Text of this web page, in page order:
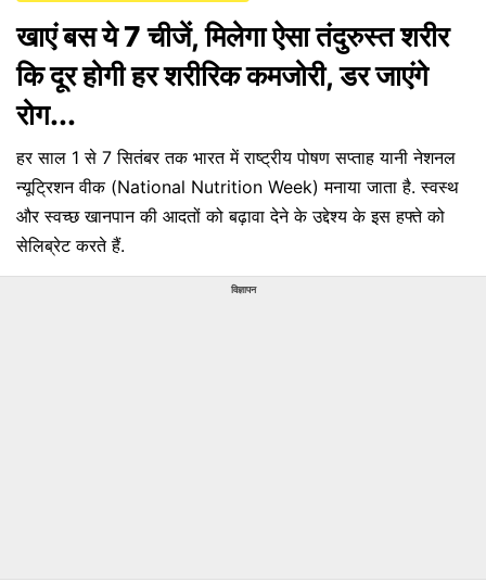
खाएं बस ये 7 चीजें, मिलेगा ऐसा तंदुरुस्‍त शरीर
कि दूर होगी हर शरीरिक कमजोरी, डर जाएंगे
रोग...
हर साल 1 से 7 सितंबर तक भारत में राष्ट्रीय पोषण सप्ताह यानी नेशनल
न्यूट्रिशन वीक (National Nutrition Week) मनाया जाता है. स्वस्थ
और स्वच्छ खानपान की आदतों को बढ़ावा देने के उद्देश्य के इस हफ्ते को
सेलिब्रेट करते हैं.
विज्ञापन